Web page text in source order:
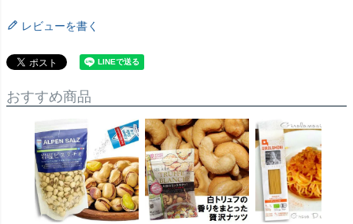
レビューを書く
おすすめ商品